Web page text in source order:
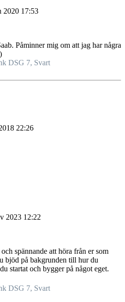
2020 17:53
Påminner mig om att jag har några
DSG 7, Svart
22:26
2023 12:22
spännande att höra från er som
bjöd på bakgrunden till hur du
startat och bygger på något eget.
DSG 7, Svart